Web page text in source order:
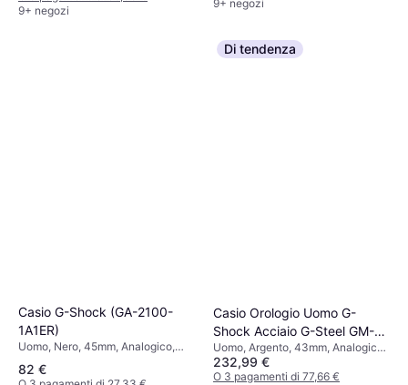
9+ negozi
9+ negozi
Casio G-Shock (GA-2100-
1A1ER)
Uomo, Nero, 45mm, Analogico,
Digitale, Quarzo
82 €
Di tendenza
Casio Orologio Uomo G-
Shock Acciaio G-Steel GM-
2110D-8AER
Uomo, Argento, 43mm, Analogico,
Quarzo
232,99 €
O 3 pagamenti di 77,66 €